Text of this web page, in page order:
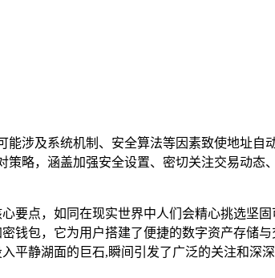
涉及系统机制、安全算法等因素致使地址自
略，涵盖加强安全设置、密切关注交易动态
要点，如同在现实世界中人们会精心挑选坚
钱包，它为用户搭建了便捷的数字资产存储
平静湖面的巨石,瞬间引发了广泛的关注和深深